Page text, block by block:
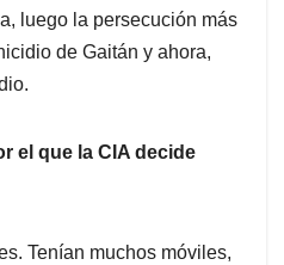
luego la persecución más
de Gaitán y ahora,
el que la CIA decide
Tenían muchos móviles,